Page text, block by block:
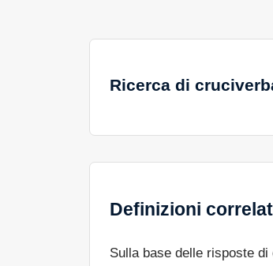
Ricerca di
Definizioni
Sulla base delle risposte